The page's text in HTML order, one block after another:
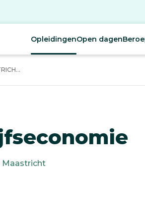
OpleidingenOpen dagen
Maastricht